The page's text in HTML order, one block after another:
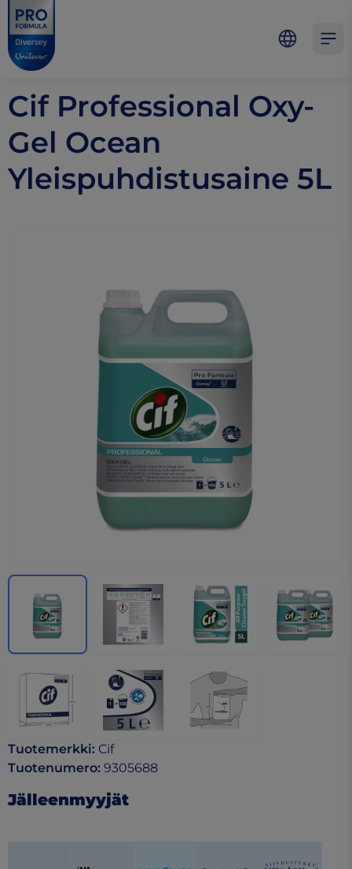
Skip to main content
Skip to navigation
Skip to footer
Pro Formula
Cif Professional Oxy-
Gel Ocean
Yleispuhdistusaine 5L
Tuotemerkki: Cif
Tuotenumero: 9305688
Jälleenmyyjät